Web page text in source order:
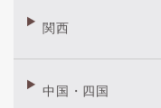
関西
中国・四国